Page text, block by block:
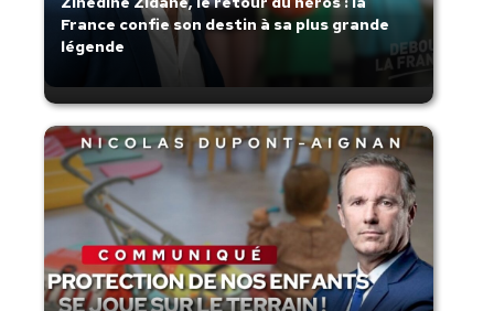
France confie son destin à sa plus grande
légende